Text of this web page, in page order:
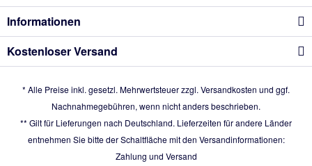
Informationen
Kostenloser Versand
* Alle Preise inkl. gesetzl. Mehrwertsteuer zzgl. Versandkosten und ggf.
Nachnahmegebühren, wenn nicht anders beschrieben.
** Gilt für Lieferungen nach Deutschland. Lieferzeiten für andere Länder
entnehmen Sie bitte der Schaltfläche mit den Versandinformationen:
Zahlung und Versand